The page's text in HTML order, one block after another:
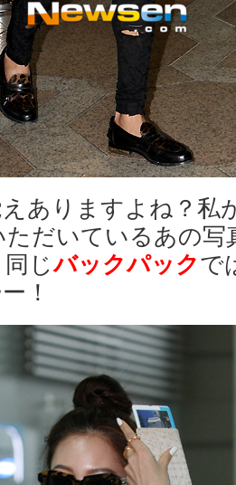
ありますよね？私
だいているあの写
じバックパックで
！